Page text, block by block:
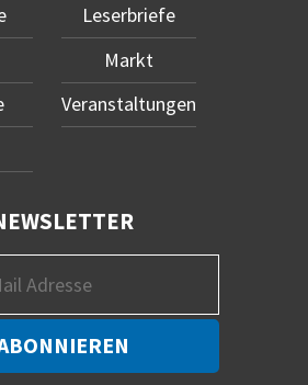
Leserbriefe
Markt
Veranstaltungen